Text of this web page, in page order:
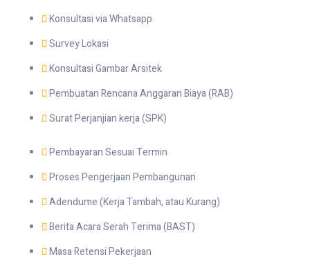
Konsultasi via Whatsapp
Survey Lokasi
Konsultasi Gambar Arsitek
Pembuatan Rencana Anggaran Biaya (RAB)
Surat Perjanjian kerja (SPK)
Pembayaran Sesuai Termin
Proses Pengerjaan Pembangunan
Adendume (Kerja Tambah, atau Kurang)
Berita Acara Serah Terima (BAST)
Masa Retensi Pekerjaan